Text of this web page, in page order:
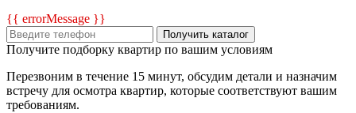
{{ errorMessage }}
Получить каталог
Получите подборку квартир по вашим условиям
Перезвоним в течение 15 минут, обсудим детали и назначим
встречу для осмотра квартир, которые соответствуют вашим
требованиям.